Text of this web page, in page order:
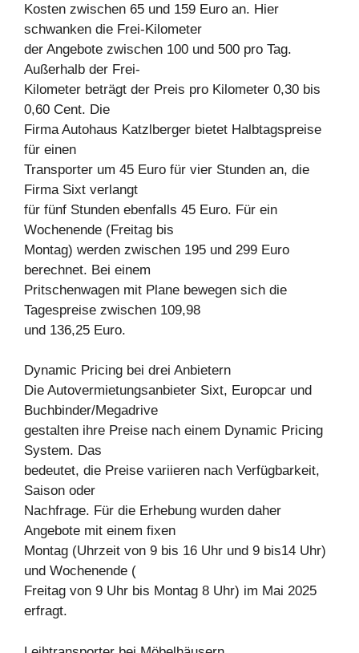
Kosten zwischen 65 und 159 Euro an. Hier
schwanken die Frei-Kilometer
der Angebote zwischen 100 und 500 pro Tag.
Außerhalb der Frei-
Kilometer beträgt der Preis pro Kilometer 0,30 bis
0,60 Cent. Die
Firma Autohaus Katzlberger bietet Halbtagspreise
für einen
Transporter um 45 Euro für vier Stunden an, die
Firma Sixt verlangt
für fünf Stunden ebenfalls 45 Euro. Für ein
Wochenende (Freitag bis
Montag) werden zwischen 195 und 299 Euro
berechnet. Bei einem
Pritschenwagen mit Plane bewegen sich die
Tagespreise zwischen 109,98
und 136,25 Euro.
Dynamic Pricing bei drei Anbietern
Die Autovermietungsanbieter Sixt, Europcar und
Buchbinder/Megadrive
gestalten ihre Preise nach einem Dynamic Pricing
System. Das
bedeutet, die Preise variieren nach Verfügbarkeit,
Saison oder
Nachfrage. Für die Erhebung wurden daher
Angebote mit einem fixen
Montag (Uhrzeit von 9 bis 16 Uhr und 9 bis14 Uhr)
und Wochenende (
Freitag von 9 Uhr bis Montag 8 Uhr) im Mai 2025
erfragt.